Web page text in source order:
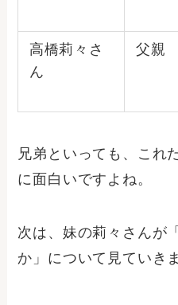
高橋莉々さ
ん
父親
兄弟といっても、これ
に面白いですよね。
次は、妹の莉々さんが
か」について見ていき